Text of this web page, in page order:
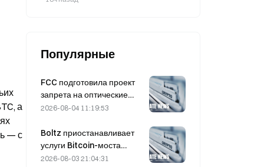
а
— с
Популярные
FCC подготовила проект
запрета на оптические
модули для китайских
данных; Xinyuan может
потерять 27% своей доли
рынка
2026-08-04 11:19:53
Boltz приостанавливает
услуги Bitcoin-моста
бесконечно после атак с
2026-08-03 21:04:31